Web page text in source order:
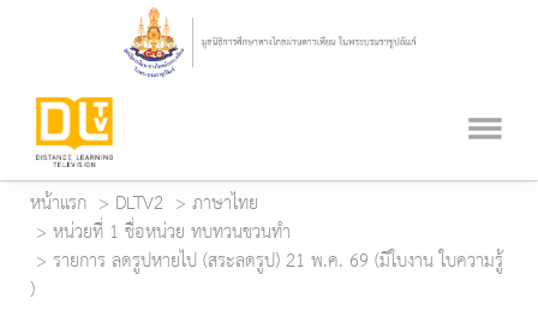
หน้าแรก DLTV2
ภาษาไทย
หน่วยที่ 1 ชื่อหน่วย ทบทวนชวนทำ
รายการ ลดรูปหายไป (สระลดรูป) 21 พ.ค. 69 (มีใบงาน ใบความรู้
)